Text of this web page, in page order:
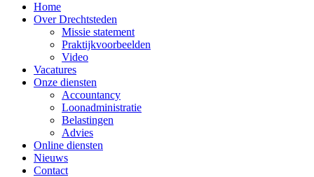
Home
Over Drechtsteden
Missie statement
Praktijkvoorbeelden
Video
Vacatures
Onze diensten
Accountancy
Loonadministratie
Belastingen
Advies
Online diensten
Nieuws
Contact